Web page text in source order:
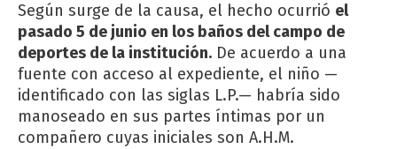
Según surge de la causa, el hecho ocurrió el
pasado 5 de junio en los baños del campo de
deportes de la institución. De acuerdo a una
fuente con acceso al expediente, el niño —
identificado con las siglas L.P.— habría sido
manoseado en sus partes íntimas por un
compañero cuyas iniciales son A.H.M.